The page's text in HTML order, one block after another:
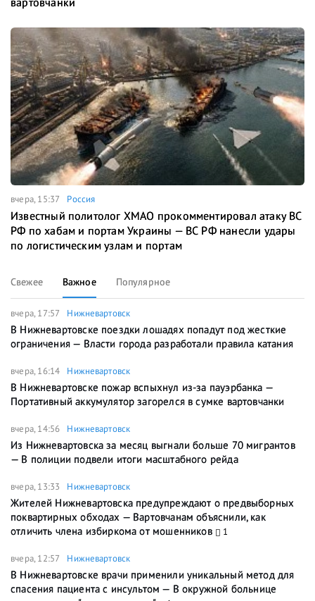
вчера, 15:37 Россия
Известный политолог ХМАО прокомментировал атаку ВС
РФ по хабам и портам Украины — ВС РФ нанесли удары
по логистическим узлам и портам
Свежее Важное Популярное
вчера, 17:57 Нижневартовск
В Нижневартовске поездки лошадях попадут под жесткие
ограничения — Власти города разработали правила катания
вчера, 16:14 Нижневартовск
В Нижневартовске пожар вспыхнул из-за пауэрбанка —
Портативный аккумулятор загорелся в сумке вартовчанки
вчера, 14:56 Нижневартовск
Из Нижневартовска за месяц выгнали больше 70 мигрантов
— В полиции подвели итоги масштабного рейда
вчера, 13:33 Нижневартовск
Жителей Нижневартовска предупреждают о предвыборных
поквартирных обходах — Вартовчанам объяснили, как
отличить члена избиркома от мошенников
1
вчера, 12:57 Нижневартовск
В Нижневартовске врачи применили уникальный метод для
спасения пациента с инсультом — В окружной больнице